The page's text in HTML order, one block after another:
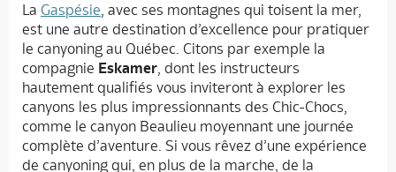
La Gaspésie, avec ses montagnes qui toisent la mer,
est une autre destination d’excellence pour pratiquer
le canyoning au Québec. Citons par exemple la
compagnie Eskamer, dont les instructeurs
hautement qualifiés vous inviteront à explorer les
canyons les plus impressionnants des Chic-Chocs,
comme le canyon Beaulieu moyennant une journée
complète d’aventure. Si vous rêvez d’une expérience
de canyoning qui, en plus de la marche, de la